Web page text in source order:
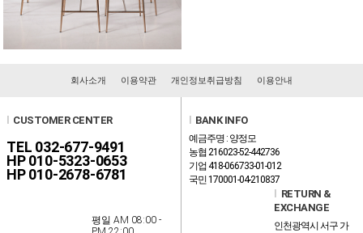
회사소개 이용약관 개인정보취급방침 이용안내
CUSTOMER CENTER
TEL 032-677-9491
HP 010-5323-0653
HP 010-2678-6781
평일 AM 08:00 -
BANK INFO
예금주명 : 양정모
농협 216023-52-442736
기업 418-066733-01-012
국민 170001-04-210837
RETURN &
EXCHANGE
인천광역시 서구 가